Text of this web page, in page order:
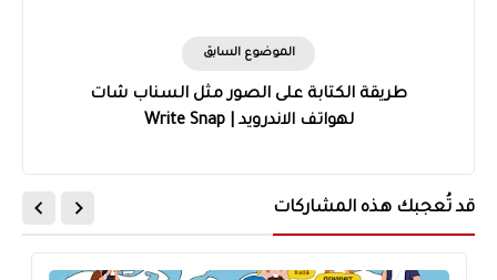
الموضوع السابق
طريقة الكتابة على الصور مثل السناب شات
لهواتف الاندرويد | Write Snap
قد تُعجبك هذه المشاركات